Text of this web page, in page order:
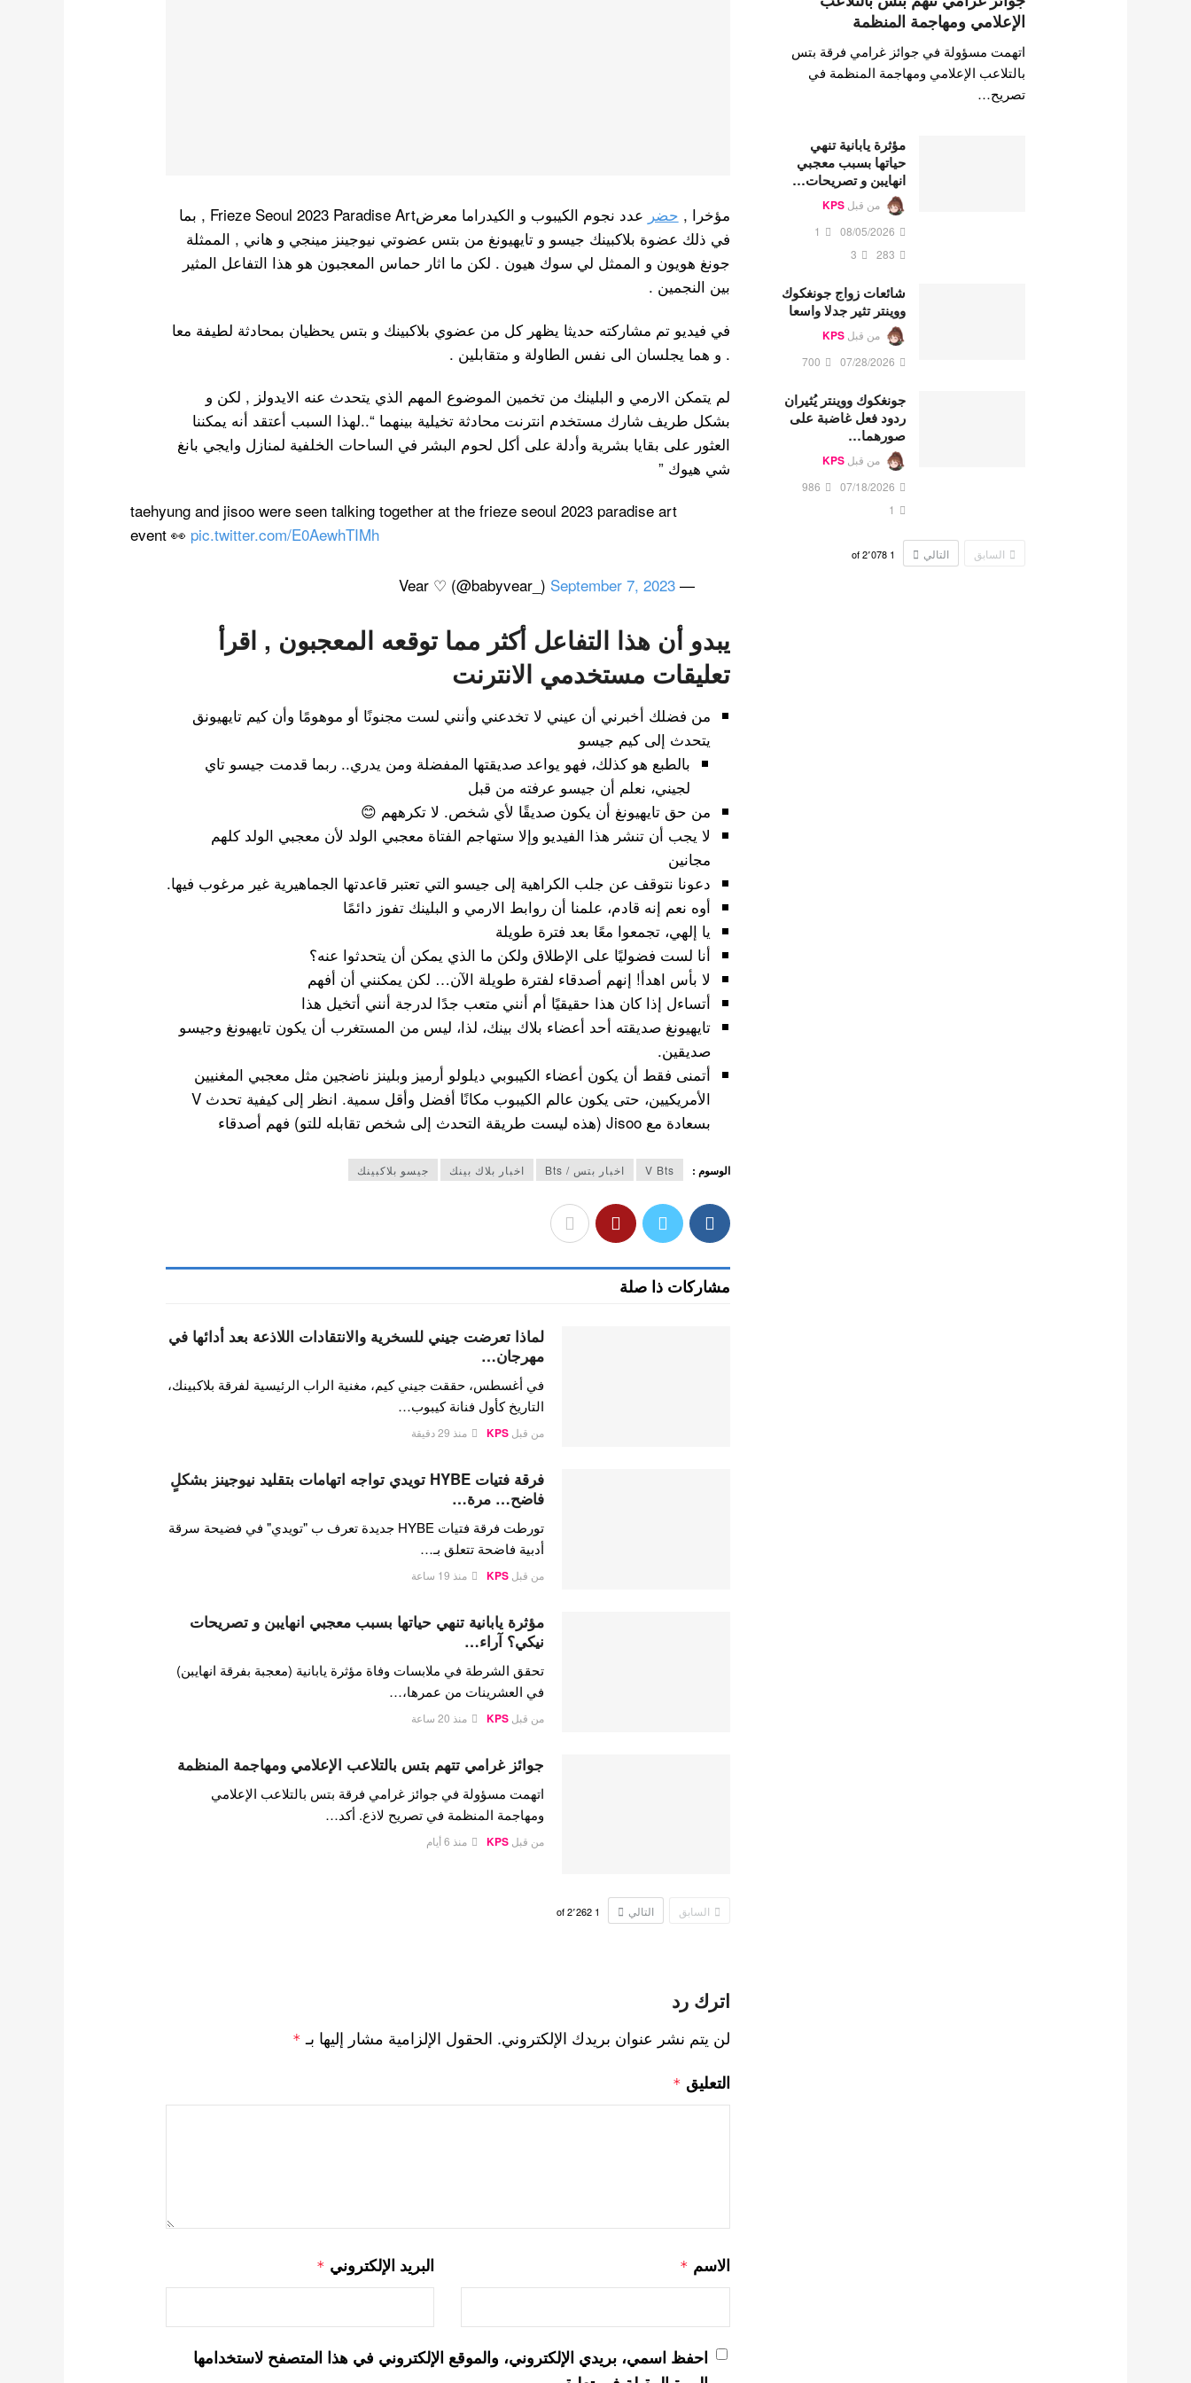
مؤخرا , حضر
عدد نجوم الكيبوب و الكيدراما معرضFrieze Seoul 2023 Paradise Art , بما
في ذلك عضوة بلاكبينك جيسو و تايهيونغ من بتس عضوتي نيوجينز مينجي و هاني , الممثلة
جونغ هويون و الممثل لي سوك هيون . لكن ما اثار حماس المعجبون هو هذا التفاعل المثير
بين النجمين .
في فيديو تم مشاركته حديثا يظهر كل من عضوي بلاكبينك و بتس يحظيان بمحادثة لطيفة معا
. و هما يجلسان الى نفس الطاولة و متقابلين .
لم يتمكن الارمي و البلينك من تخمين الموضوع المهم الذي يتحدث عنه الايدولز , لكن و
بشكل طريف شارك مستخدم انترنت محادثة تخيلية بينهما “..لهذا السبب أعتقد أنه يمكننا
العثور على بقايا بشرية وأدلة على أكل لحوم البشر في الساحات الخلفية لمنازل وايجي بانغ
شي هيوك ”
taehyung and jisoo were seen talking together at the frieze seoul 2023 paradise art
event 👀 pic.twitter.com/E0AewhTIMh
— Vear ♡ (@babyvear_)
September 7, 2023
يبدو أن هذا التفاعل أكثر مما توقعه المعجبون , اقرأ
تعليقات مستخدمي الانترنت
من فضلك أخبرني أن عيني لا تخدعني وأنني لست مجنونًا أو موهومًا وأن كيم تايهيونق
يتحدث إلى كيم جيسو
بالطبع هو كذلك، فهو يواعد صديقتها المفضلة ومن يدري.. ربما قدمت جيسو تاي
لجيني، نعلم أن جيسو عرفته من قبل
من حق تايهيونغ أن يكون صديقًا لأي شخص. لا تكرههم 😊
لا يجب أن تنشر هذا الفيديو وإلا ستهاجم الفتاة معجبي الولد لأن معجبي الولد كلهم ​​
مجانين
دعونا نتوقف عن جلب الكراهية إلى جيسو التي تعتبر قاعدتها الجماهيرية غير مرغوب فيها.
أوه نعم إنه قادم، علمنا أن روابط الارمي و البلينك تفوز دائمًا
يا إلهي، تجمعوا معًا بعد فترة طويلة
أنا لست فضوليًا على الإطلاق ولكن ما الذي يمكن أن يتحدثوا عنه؟
لا بأس اهدأ! إنهم أصدقاء لفترة طويلة الآن… لكن يمكنني أن أفهم
أتساءل إذا كان هذا حقيقيًا أم أنني متعب جدًا لدرجة أنني أتخيل هذا
تايهيونغ صديقته أحد أعضاء بلاك بينك، لذا، ليس من المستغرب أن يكون تايهيونغ وجيسو
صديقين.
أتمنى فقط أن يكون أعضاء الكيبوبي ديلولو أرميز وبلينز ناضجين مثل معجبي المغنيين
الأمريكيين، حتى يكون عالم الكيبوب مكانًا أفضل وأقل سمية. انظر إلى كيفية تحدث V
بسعادة مع Jisoo (هذه ليست طريقة التحدث إلى شخص تقابله للتو) فهم أصدقاء
الوسوم : V Bts اخبار بتس / Bts اخبار بلاك بينك جيسو بلاكبينك
مشاركات ذا صلة
لماذا تعرضت جيني للسخرية والانتقادات اللاذعة بعد أدائها في
مهرجان…
في أغسطس، حققت جيني كيم، مغنية الراب الرئيسية لفرقة بلاكبينك،
التاريخ كأول فنانة كيبوب…
من قبلKPS منذ 29 دقيقة
فرقة فتيات HYBE تويدي تواجه اتهامات بتقليد نيوجينز بشكلٍ
فاضح… مرة…
تورطت فرقة فتيات HYBE جديدة تعرف ب "تويدي" في فضيحة سرقة
أدبية فاضحة تتعلق بـ…
من قبلKPS منذ 19 ساعة
مؤثرة يابانية تنهي حياتها بسبب معجبي انهايبن و تصريحات
نيكي؟ آراء…
تحقق الشرطة في ملابسات وفاة مؤثرة يابانية (معجبة بفرقة انهايبن)
في العشرينات من عمرها،…
من قبلKPS منذ 20 ساعة
جوائز غرامي تتهم بتس بالتلاعب الإعلامي ومهاجمة المنظمة
اتهمت مسؤولة في جوائز غرامي فرقة بتس بالتلاعب الإعلامي
ومهاجمة المنظمة في تصريح لاذع. أكد…
من قبلKPS منذ 6 أيام
السابق التالي 1
of2٬262
اترك رد
لن يتم نشر عنوان بريدك الإلكتروني. الحقول الإلزامية مشار إليها بـ *
التعليق *
الاسم * البريد الإلكتروني *
احفظ اسمي، بريدي الإلكتروني، والموقع الإلكتروني في هذا المتصفح لاستخدامها
الإعلامي ومهاجمة المنظمة
اتهمت مسؤولة في جوائز غرامي فرقة بتس
بالتلاعب الإعلامي ومهاجمة المنظمة في
تصريح…
مؤثرة يابانية تنهي
حياتها بسبب معجبي
انهايبن و تصريحات…
من قبل KPS
08/05/2026
1
283
3
شائعات زواج جونغكوك
ووينتر تثير جدلا واسعا
من قبل KPS
07/28/2026
700
جونغكوك ووينتر يُثيران
ردود فعل غاضبة على
صورهما…
من قبل KPS
07/18/2026
986
1
السابق التالي 1 2٬078